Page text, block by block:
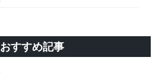
おすすめ記事